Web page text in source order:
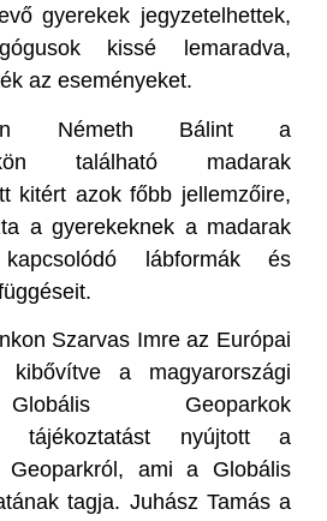
gyerekek jegyzetelhettek,
kissé lemaradva,
az eseményeket.
Németh Bálint a
található madarak
kitért azok főbb jellemzőire,
a gyerekeknek a madarak
kapcsolódó lábformák és
Szarvas Imre az Európai
kibővítve a magyarországi
Geoparkok
tájékoztatást nyújtott a
Geoparkról, ami a Globális
tagja. Juhász Tamás a